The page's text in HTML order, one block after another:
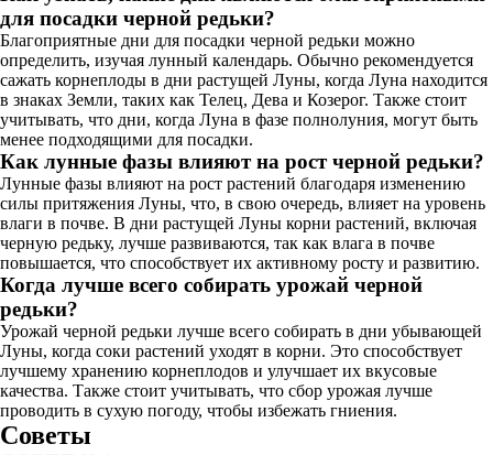
для посадки черной редьки?
Благоприятные дни для посадки черной редьки можно
определить, изучая лунный календарь. Обычно рекомендуется
сажать корнеплоды в дни растущей Луны, когда Луна находится
в знаках Земли, таких как Телец, Дева и Козерог. Также стоит
учитывать, что дни, когда Луна в фазе полнолуния, могут быть
менее подходящими для посадки.
Как лунные фазы влияют на рост черной редьки?
Лунные фазы влияют на рост растений благодаря изменению
силы притяжения Луны, что, в свою очередь, влияет на уровень
влаги в почве. В дни растущей Луны корни растений, включая
черную редьку, лучше развиваются, так как влага в почве
повышается, что способствует их активному росту и развитию.
Когда лучше всего собирать урожай черной
редьки?
Урожай черной редьки лучше всего собирать в дни убывающей
Луны, когда соки растений уходят в корни. Это способствует
лучшему хранению корнеплодов и улучшает их вкусовые
качества. Также стоит учитывать, что сбор урожая лучше
проводить в сухую погоду, чтобы избежать гниения.
Советы